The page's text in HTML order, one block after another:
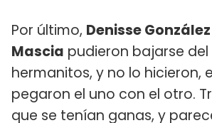
Por último, Denisse
Mascia pudieron bajarse
hermanitos, y no lo hicieron,
pegaron el uno con el otro.
que se tenían ganas, y